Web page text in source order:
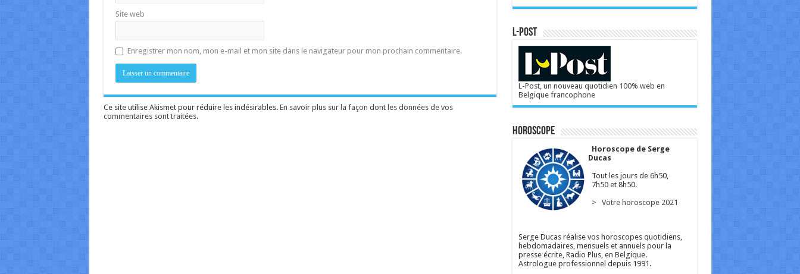
Site web
Enregistrer mon nom, mon e-mail et mon site dans le navigateur pour mon prochain commentaire.
Ce site utilise Akismet pour réduire les indésirables. En savoir plus sur la façon dont les données de vos
commentaires sont traitées.
L-POST
L-Post, un nouveau quotidien 100% web en
Belgique francophone
Horoscope
Horoscope de Serge
Ducas
Tout les jours de 6h50,
7h50 et 8h50.
> Votre horoscope 2021
Serge Ducas réalise vos horoscopes quotidiens,
hebdomadaires, mensuels et annuels pour la
presse écrite, Radio Plus, en Belgique.
Astrologue professionnel depuis 1991.